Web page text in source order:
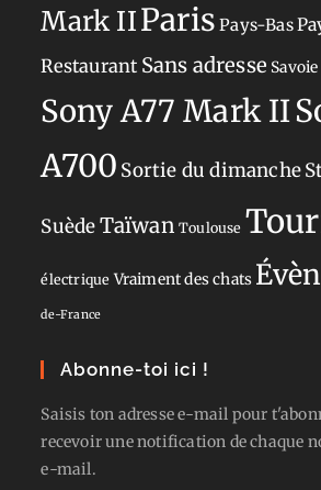
Mark IIParis Pays-Bas
Restaurant Sans adresse Savoie
Sony A77 Mark II
A700 Sortie du dimanche
SuèdeTaïwan Toulouse
électrique Vraiment des chats
de-France
Abonne-toi ici !
Saisis ton adresse e-mail pour
recevoir une notification de chaque
e-mail.